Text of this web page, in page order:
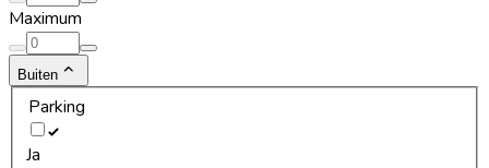
Maximum
Buiten
Parking
Ja